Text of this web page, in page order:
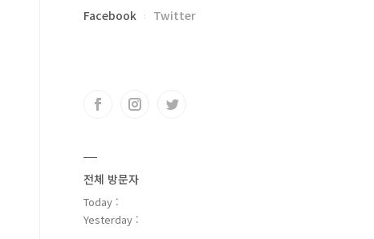
Facebook Twitter
전체 방문자
Today :
Yesterday :